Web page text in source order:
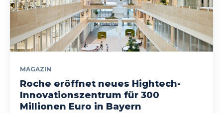
MAGAZIN
Roche eröffnet neues Hightech-
Innovationszentrum für 300
Millionen Euro in Bayern